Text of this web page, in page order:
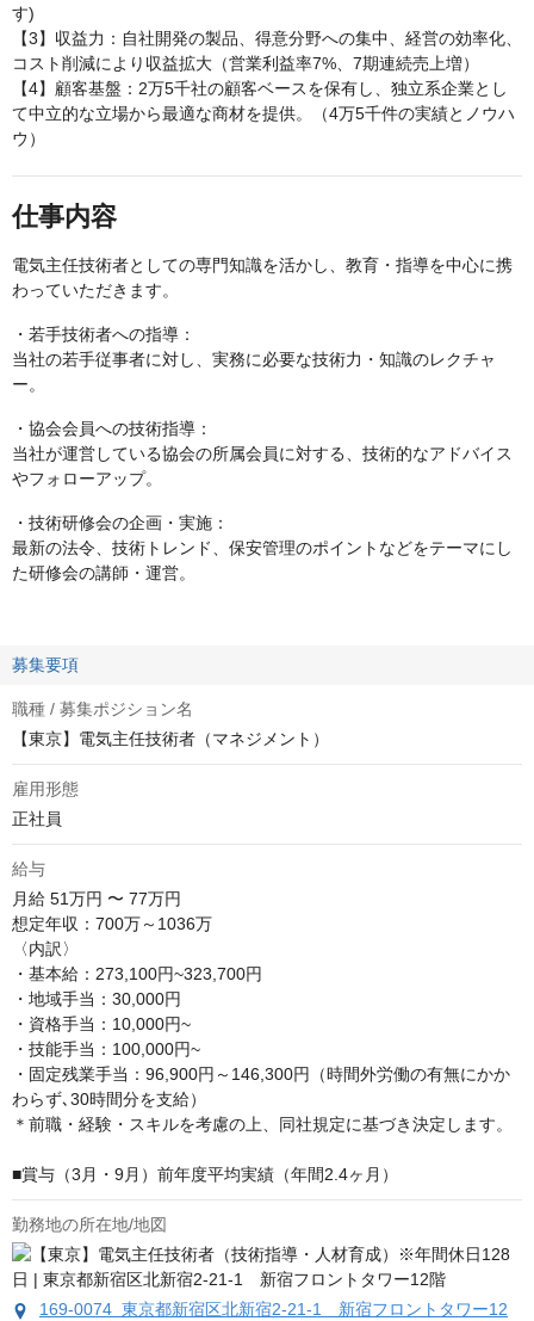
す)
【3】収益力：自社開発の製品、得意分野への集中、経営の効率化、
コスト削減により収益拡大（営業利益率7%、7期連続売上増）
【4】顧客基盤：2万5千社の顧客ベースを保有し、独立系企業とし
て中立的な立場から最適な商材を提供。（4万5千件の実績とノウハ
ウ）
仕事内容
電気主任技術者としての専門知識を活かし、教育・指導を中心に携
わっていただきます。
・若手技術者への指導：
当社の若手従事者に対し、実務に必要な技術力・知識のレクチャ
ー。
・協会会員への技術指導：
当社が運営している協会の所属会員に対する、技術的なアドバイス
やフォローアップ。
・技術研修会の企画・実施：
最新の法令、技術トレンド、保安管理のポイントなどをテーマにし
た研修会の講師・運営。
募集要項
職種 / 募集ポジション名
【東京】電気主任技術者（マネジメント）
雇用形態
正社員
給与
月給 51万円 〜 77万円
想定年収：700万～1036万
〈内訳〉
・基本給：273,100円~323,700円
・地域手当：30,000円
・資格手当：10,000円~
・技能手当：100,000円~
・固定残業手当：96,900円～146,300円（時間外労働の有無にかか
わらず､30時間分を支給）
＊前職・経験・スキルを考慮の上、同社規定に基づき決定します。
■賞与（3月・9月）前年度平均実績（年間2.4ヶ月）
勤務地の所在地/地図
169-0074 東京都新宿区北新宿2-21-1 新宿フロントタワー12